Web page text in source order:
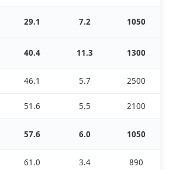
29.1 7.2 1050
40.4 11.3 1300
46.1 5.7 2500
51.6 5.5 2100
57.6 6.0 1050
61.0 3.4 890